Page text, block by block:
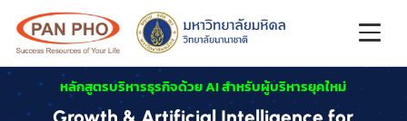
หน้าหลักหลักสูตรบริหารธุรกิจด้วย AI สำหรับผู้บริหารยุคใหม่